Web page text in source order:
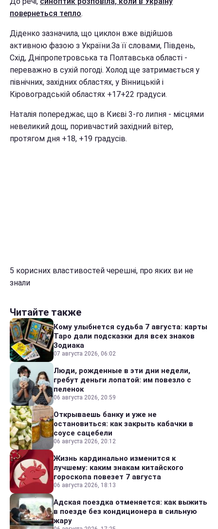
повернеться тепло.
Діденко зазначила, що циклон вже відійшов
активною фазою з України.За її словами, Південь,
Схід, Дніпропетровська та Полтавська області -
переважно в сухій погоді. Холод ще затримається у
північних, західних областях, у Вінницькій і
Кіровоградській областях +17+22 градуси.
Наталія попереджає, що в Києві 3-го липня - місцями
невеликий дощ, поривчастий західний вітер,
протягом дня +18, +19 градусів.
5 корисних властивостей черешні, про яких ви не
знали
Читайте также
Кому улыбнется судьба 7 августа: карты
Таро дали подсказки для всех знаков
Зодиака
07 августа 2026, 06:02
Люди, рожденные в эти дни недели,
гребут деньги лопатой: им повезло с
пеленок
06 августа 2026, 20:59
Открываешь банку и уже не
остановиться: как закрыть кабачки в
соусе сацебели
06 августа 2026, 20:12
Жизнь кардинально изменится к
лучшему: каким знакам китайского
гороскопа повезет 7 августа
06 августа 2026, 18:13
Адская поездка отменяется: как выжить
в поезде без кондиционера в сильную
жару